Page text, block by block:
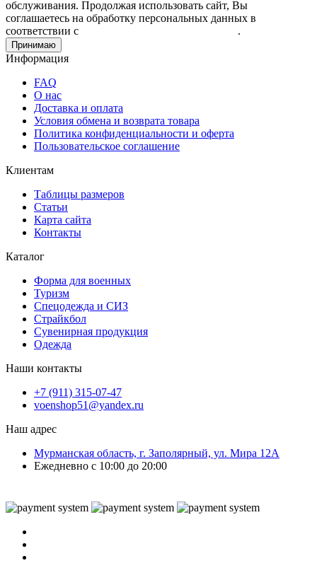
обслуживания. Продолжая использовать сайт, Вы
соглашаетесь на обработку персональных данных в
соответствии с
.
Принимаю
Информация
FAQ
О нас
Доставка и оплата
Условия обмена и возврата товара
Политика конфиденциальности и оферта
Пользовательское соглашение
Клиентам
Таблицы размеров
Статьи
Карта сайта
Контакты
Каталог
Форма для военных
Туризм
Спецодежда и СИЗ
Страйкбол
Сувенирная продукция
Одежда
Наши контакты
+7 (911) 315-07-47
voenshop51@yandex.ru
Наш адрес
Мурманская область, г. Заполярный, ул. Мира 12А
Ежедневно с 10:00 до 20:00